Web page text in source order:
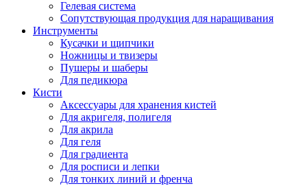
Гелевая система
Сопутствующая продукция для наращивания
Инструменты
Кусачки и щипчики
Ножницы и твизеры
Пушеры и шаберы
Для педикюра
Кисти
Аксессуары для хранения кистей
Для акригеля, полигеля
Для акрила
Для геля
Для градиента
Для росписи и лепки
Для тонких линий и френча